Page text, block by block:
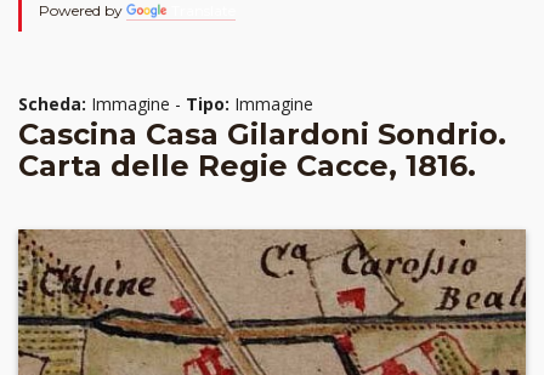
Powered by
Scheda: Immagine - Tipo: Immagine
Cascina Casa Gilardoni Sondrio.
Carta delle Regie Cacce, 1816.